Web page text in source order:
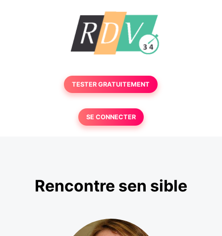
TESTER GRATUITEMENT
SE CONNECTER
Rencontre sen sible